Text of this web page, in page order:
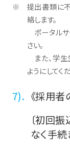
提出書類に
絡します。
ポータルサ
さい。
また、学
ようにしてく
《採用
〔初回
なく手